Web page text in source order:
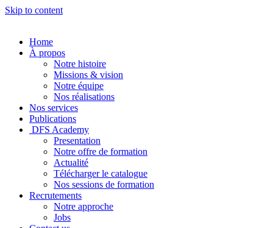
Skip to content
Home
À propos
Notre histoire
Missions & vision
Notre équipe
Nos réalisations
Nos services
Publications
DFS Academy
Presentation
Notre offre de formation
Actualité
Télécharger le catalogue
Nos sessions de formation
Recrutements
Notre approche
Jobs